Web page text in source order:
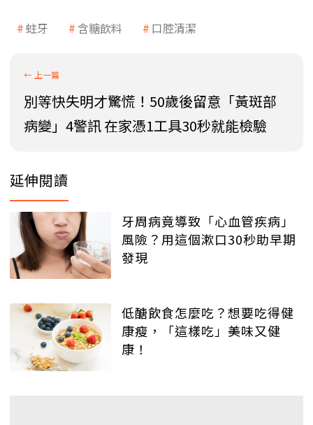
蛀牙 含糖飲料 口腔清潔
別等快失明才驚慌！50歲後留意「黃斑部
病變」4警訊 在家憑1工具30秒就能檢驗
延伸閱讀
牙周病竟導致「心血管疾病」
風險？用這個漱口30秒助早期
發現
低醣飲食怎麼吃？想要吃得健
康瘦，「這樣吃」美味又健
康！